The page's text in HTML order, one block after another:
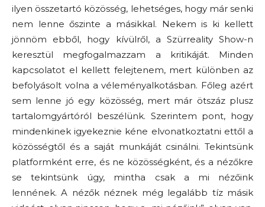
ilyen összetartó közösség, lehetséges, hogy már senki
nem lenne őszinte a másikkal. Nekem is ki kellett
jönnöm ebből, hogy kívülről, a Szürreality Show-n
keresztül megfogalmazzam a kritikáját. Minden
kapcsolatot el kellett felejtenem, mert különben az
befolyásolt volna a véleményalkotásban. Főleg azért
sem lenne jó egy közösség, mert már ötszáz plusz
tartalomgyártóról beszélünk. Szerintem pont, hogy
mindenkinek igyekeznie kéne elvonatkoztatni ettől a
közösségtől és a saját munkáját csinálni. Tekintsünk
platformként erre, és ne közösségként, és a nézőkre
se tekintsünk úgy, mintha csak a mi nézőink
lennének. A nézők néznek még legalább tíz másik